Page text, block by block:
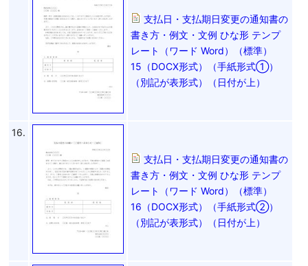
支払日・支払期日変更の通知書の
書き方・例文・文例 ひな形 テンプ
レート（ワード Word）（標準）
15（DOCX形式）（手紙形式①）
（別記が表形式）（日付が上）
16.
支払日・支払期日変更の通知書の
書き方・例文・文例 ひな形 テンプ
レート（ワード Word）（標準）
16（DOCX形式）（手紙形式②）
（別記が表形式）（日付が上）